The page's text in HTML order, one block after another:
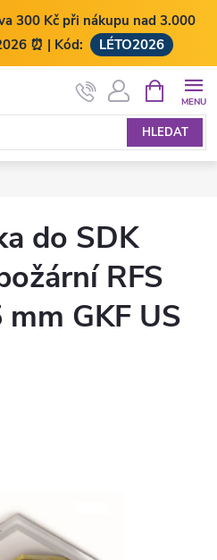
300 Kč při nákupu nad 3.000
⏰ | Kód:
LÉTO2026
HLEDAT
NÁKUPNÍ
KOŠÍK
do SDK
RFS
GKF US